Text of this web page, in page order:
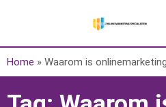
Home » Waarom is